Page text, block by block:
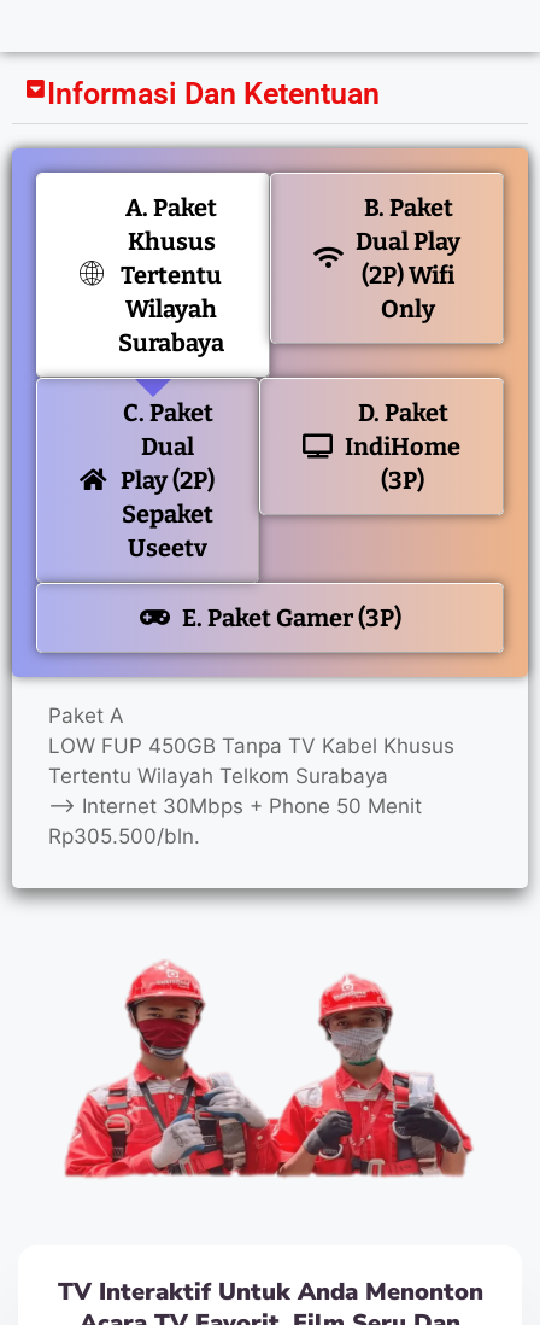
Informasi Dan Ketentuan
A. Paket
Khusus
Tertentu
Wilayah
Surabaya
B. Paket
Dual Play
(2P) Wifi
Only
C. Paket
Dual
Play (2P)
Sepaket
Useetv
D. Paket
IndiHome
(3P)
E. Paket Gamer (3P)
Paket A
LOW FUP 450GB Tanpa TV Kabel Khusus
Tertentu Wilayah Telkom Surabaya
—> Internet 30Mbps + Phone 50 Menit
Rp305.500/bln.
TV Interaktif Untuk Anda Menonton